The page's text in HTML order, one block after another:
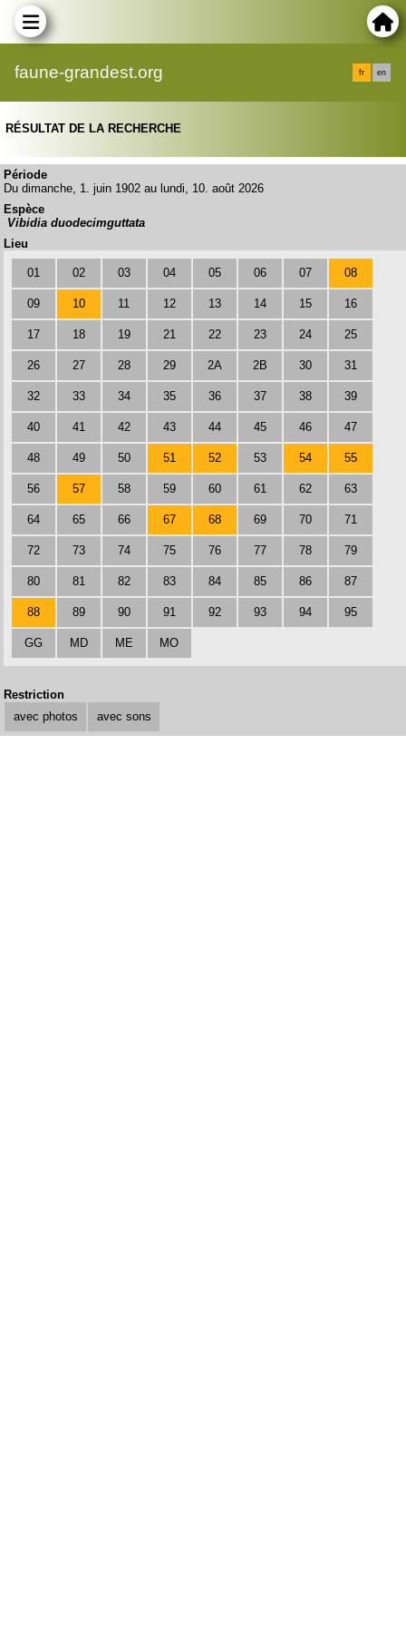
faune-grandest.org fr en
RÉSULTAT DE LA RECHERCHE
Période
Du dimanche, 1. juin 1902 au lundi, 10. août 2026
Espèce
Vibidia duodecimguttata
Lieu
01 02 03 04 05 06 07 08
09 10 11 12 13 14 15 16
17 18 19 21 22 23 24 25
26 27 28 29 2A 2B 30 31
32 33 34 35 36 37 38 39
40 41 42 43 44 45 46 47
48 49 50 51 52 53 54 55
56 57 58 59 60 61 62 63
64 65 66 67 68 69 70 71
72 73 74 75 76 77 78 79
80 81 82 83 84 85 86 87
88 89 90 91 92 93 94 95
GG MD ME MO
Restriction
avec photos
avec sons